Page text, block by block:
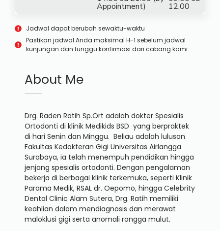
Appointment) 12.00
Jadwal dapat berubah sewaktu-waktu
Pastikan jadwal Anda maksimal H-1 sebelum jadwal
kunjungan dan tunggu konfirmasi dari cabang kami.
About Me
Drg. Raden Ratih Sp.Ort adalah dokter Spesialis
Ortodonti di klinik Medikids BSD yang berpraktek
di hari Senin dan Minggu. Beliau adalah lulusan
Fakultas Kedokteran Gigi Universitas Airlangga
Surabaya, ia telah menempuh pendidikan hingga
jenjang spesialis ortodonti. Dengan pengalaman
bekerja di berbagai klinik terkemuka, seperti Klinik
Parama Medik, RSAL dr. Oepomo, hingga Celebrity
Dental Clinic Alam Sutera, Drg. Ratih memiliki
keahlian dalam mendiagnosis dan merawat
maloklusi gigi serta anomali rongga mulut.